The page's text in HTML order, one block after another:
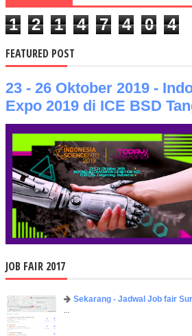
1 2 1 4 7 4 0 4
FEATURED POST
23 - 26 Oktober 2019 -
Expo 2019 di ICE BSD
JOB FAIR 2017
Sekarang - Jadwal Job fair
...